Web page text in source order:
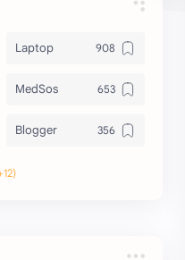
Laptop
MedSos
Blogger
Info Software